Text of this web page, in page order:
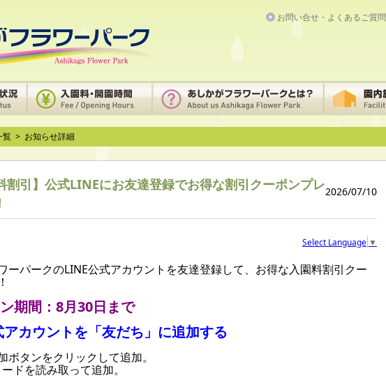
お問い合せ・よくあるご質問
覧 > お知らせ詳細
2026/07/10
割引】公式LINEにお友達登録でお得な割引クーポンプレ
Select Language ▼
ーパークのLINE公式アカウントを友達登録して、お得な入園料割引クー
期間：8月30日まで
カウントを「友だち」に追加する
ボタンをクリックして追加。
ドを読み取って追加。